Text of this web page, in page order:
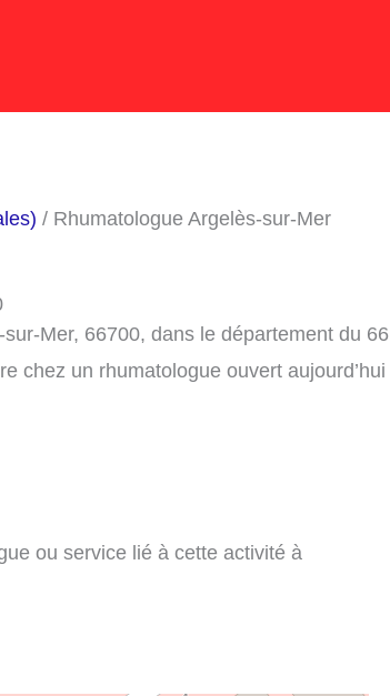
/ Rhumatologue Argelès-sur-Mer
Mer, 66700, dans le département du 66
chez un rhumatologue ouvert aujourd’hui
ou service lié à cette activité à